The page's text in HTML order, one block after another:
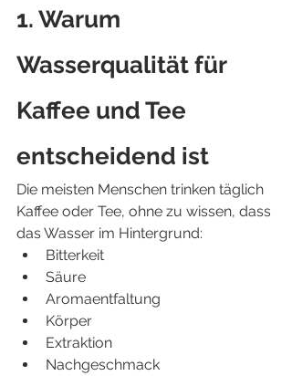
1. Warum
Wasserqualität für
Kaffee und Tee
entscheidend ist
Die meisten Menschen trinken täglich
Kaffee oder Tee, ohne zu wissen, dass
das Wasser im Hintergrund:
Bitterkeit
Säure
Aromaentfaltung
Körper
Extraktion
Nachgeschmack